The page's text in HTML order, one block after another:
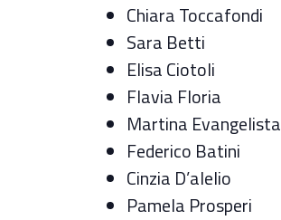
Chiara Toccafondi
Sara Betti
Elisa Ciotoli
Flavia Floria
Martina Evangelista
Federico Batini
Cinzia D’alelio
Pamela Prosperi